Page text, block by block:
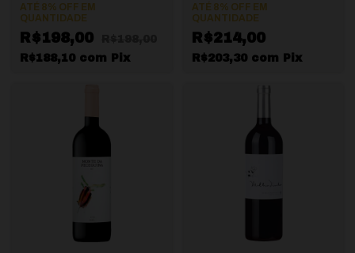
ATÉ 8% OFF EM
QUANTIDADE
R$198,00
R$188,10 com Pix
ATÉ 8% OFF EM
QUANTIDADE
R$214,00
R$203,30 com Pix